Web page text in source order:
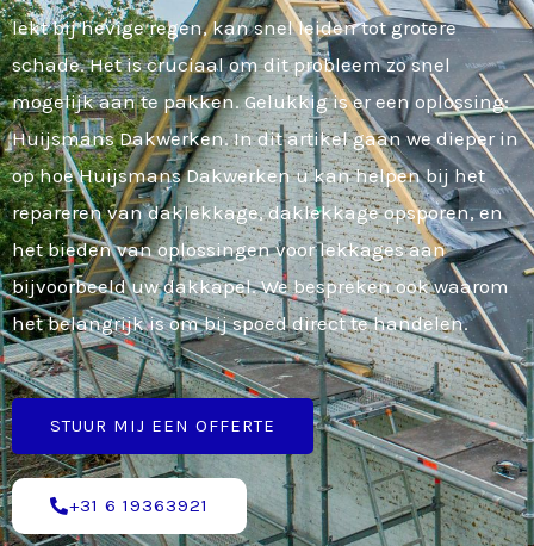
lekt bij hevige regen, kan snel leiden tot grotere
schade. Het is cruciaal om dit probleem zo snel
mogelijk aan te pakken. Gelukkig is er een oplossing:
Huijsmans Dakwerken. In dit artikel gaan we dieper in
op hoe Huijsmans Dakwerken u kan helpen bij het
repareren van daklekkage, daklekkage opsporen, en
het bieden van oplossingen voor lekkages aan
bijvoorbeeld uw dakkapel. We bespreken ook waarom
het belangrijk is om bij spoed direct te handelen.
STUUR MIJ EEN OFFERTE
+31 6 19363921